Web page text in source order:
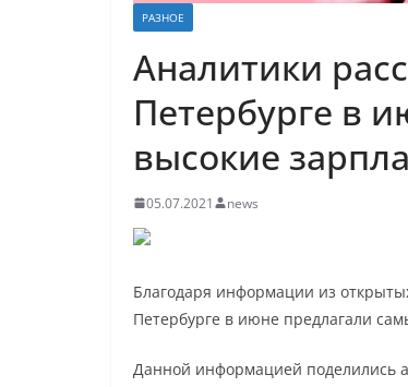
РАЗНОЕ
Аналитики
Петербурге в
высокие
05.07.2021 news
Благодаря информации из
Петербурге в июне предлагали
Данной информацией поделились